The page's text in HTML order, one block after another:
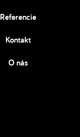
Referencie
Kontakt
O nás